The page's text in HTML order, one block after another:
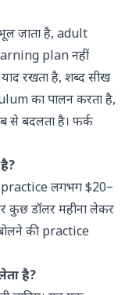
जाता है, adult
plan नहीं
याद रखता है, शब्द सीख
का पालन करता है,
से बदलता है। फर्क
practice लगभग $20–
कुछ डॉलर महीना लेकर
की practice
है?